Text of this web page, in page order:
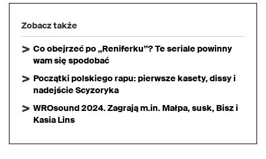
Zobacz także
Co obejrzeć po „Reniferku”? Te seriale powinny
wam się spodobać
Początki polskiego rapu: pierwsze kasety, dissy i
nadejście Scyzoryka
WROsound 2024. Zagrają m.in. Małpa, susk, Bisz i
Kasia Lins